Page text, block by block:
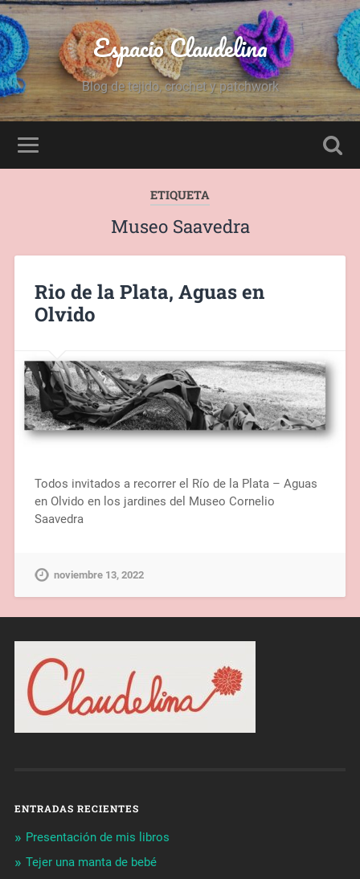
Espacio Claudelina
Blog de tejido, crochet y patchwork
ETIQUETA
Museo Saavedra
Rio de la Plata, Aguas en
Olvido
Todos invitados a recorrer el Río de la Plata – Aguas
en Olvido en los jardines del Museo Cornelio
Saavedra
noviembre 13, 2022
ENTRADAS RECIENTES
Presentación de mis libros
Tejer una manta de bebé